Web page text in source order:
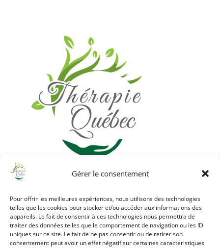
Gérer le consentement
Pour offrir les meilleures expériences, nous utilisons des technologies
telles que les cookies pour stocker et/ou accéder aux informations des
appareils. Le fait de consentir à ces technologies nous permettra de
traiter des données telles que le comportement de navigation ou les ID
uniques sur ce site. Le fait de ne pas consentir ou de retirer son
consentement peut avoir un effet négatif sur certaines caractéristiques